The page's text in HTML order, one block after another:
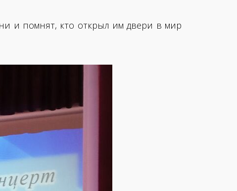
и помнят, кто открыл им двери в мир